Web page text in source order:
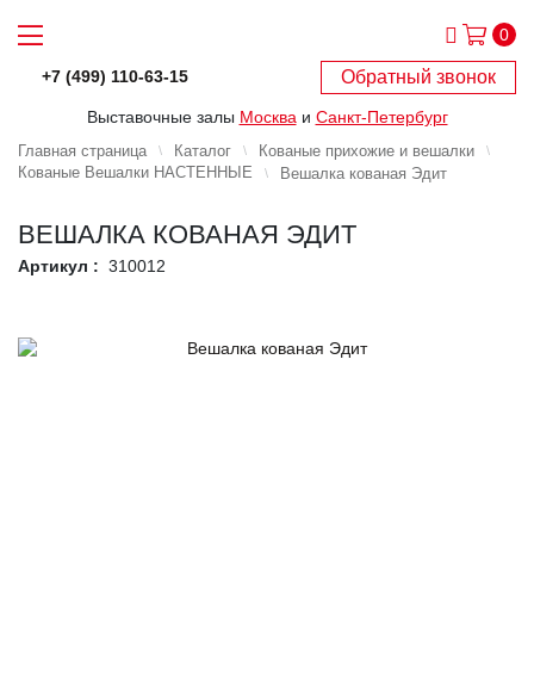
0
+7 (499) 110-63-15 Обратный звонок
Выставочные залы Москва и Санкт-Петербург
Главная страница Каталог
Кованые прихожие и вешалки
Кованые Вешалки НАСТЕННЫЕ
Вешалка кованая Эдит
ВЕШАЛКА КОВАНАЯ ЭДИТ
Артикул : 310012